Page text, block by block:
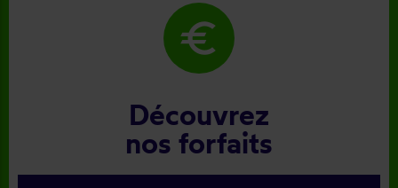
euro
Découvrez
nos forfaits